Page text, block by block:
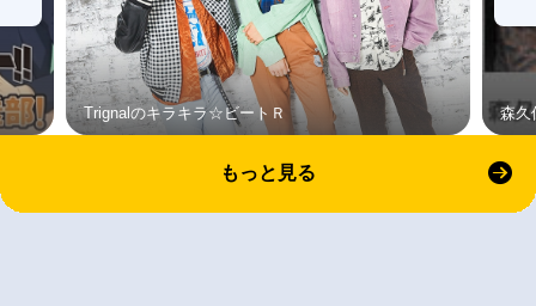
Trignalのキラキラ☆ビートＲ 森久
もっと見る